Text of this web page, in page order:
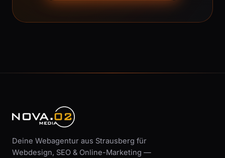
Deine Webagentur aus Strausberg für
Webdesign, SEO & Online-Marketing —